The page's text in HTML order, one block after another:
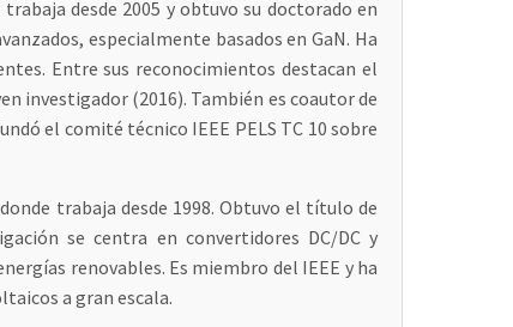
desde 2005 y obtuvo su doctorado en
especialmente basados en GaN. Ha
Entre sus reconocimientos destacan el
investigador (2016). También es coautor de
el comité técnico IEEE PELS TC 10 sobre
trabaja desde 1998. Obtuvo el título de
se centra en convertidores DC/DC y
renovables. Es miembro del IEEE y ha
a gran escala.